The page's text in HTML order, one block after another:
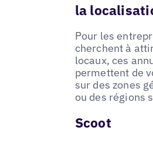
la
Pour les
cherchent à
locaux, ces
permettent de
sur des zones
ou des régions
Scoot